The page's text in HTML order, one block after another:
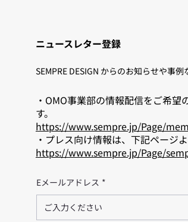
ニュースレター登録
SEMPRE DESIGN からのお知らせや事
・OMO事業部の情報配信をご希
す。
https://www.sempre.jp/Page/
・プレス向け情報は、下記ページ
https://www.sempre.jp/Page/
Eメールアドレス *